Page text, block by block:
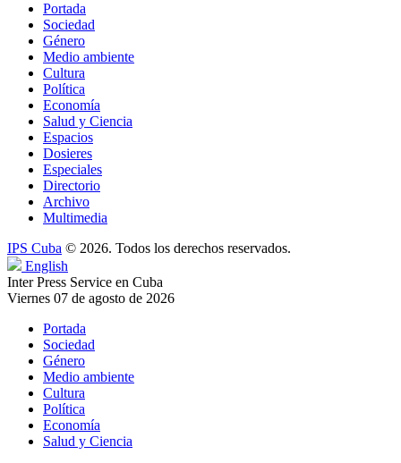
Portada
Sociedad
Género
Medio ambiente
Cultura
Política
Economía
Salud y Ciencia
Espacios
Dosieres
Especiales
Directorio
Archivo
Multimedia
IPS Cuba © 2026. Todos los derechos reservados.
English
Inter Press Service en Cuba
Viernes 07 de agosto de 2026
Portada
Sociedad
Género
Medio ambiente
Cultura
Política
Economía
Salud y Ciencia